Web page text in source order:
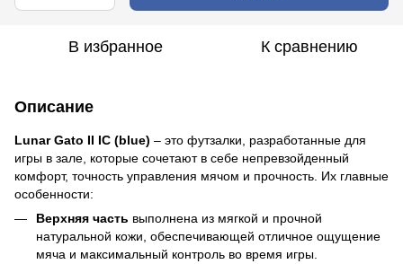
В избранное К сравнению
Описание
Lunar Gato II IC (blue) – это футзалки, разработанные для
игры в зале, которые сочетают в себе непревзойденный
комфорт, точность управления мячом и прочность. Их главные
особенности:
Верхняя часть выполнена из мягкой и прочной
натуральной кожи, обеспечивающей отличное ощущение
мяча и максимальный контроль во время игры.